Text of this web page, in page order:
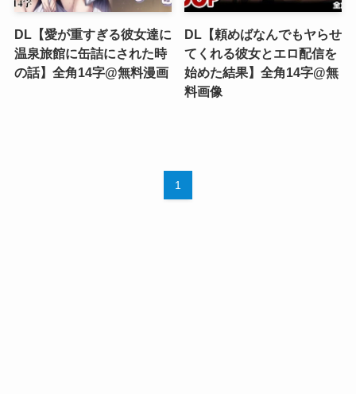
DL【愛が重すぎる彼女達に
温泉旅館に缶詰にされた時
の話】全角14字@無料漫画
DL【頼めばなんでもヤらせ
てくれる彼女とエロ配信を
始めた結果】全角14字@無
料画像
1